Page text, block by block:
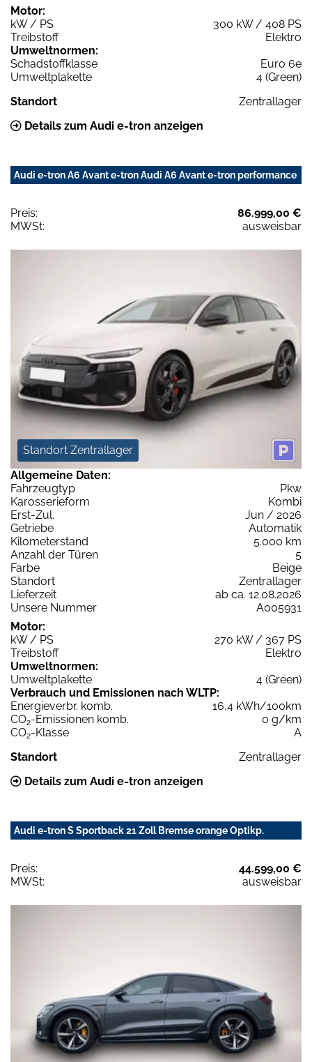
Motor:
kW / PS
300 kW / 408 PS
Treibstoff
Elektro
Umweltnormen:
Schadstoffklasse
Euro 6e
Umweltplakette
4 (Green)
Standort
Zentrallager
Details zum Audi e-tron anzeigen
Audi e-tron A6 Avant e-tron Audi A6 Avant e-tron performance
Preis:
86.999,00 €
MWSt:
ausweisbar
Standort Zentrallager
Allgemeine Daten:
Fahrzeugtyp
Pkw
Karosserieform
Kombi
Erst-Zul.
Jun / 2026
Getriebe
Automatik
Kilometerstand
5.000 km
Anzahl der Türen
5
Farbe
Beige
Standort
Zentrallager
Lieferzeit
ab ca. 12.08.2026
Unsere Nummer
A005931
Motor:
kW / PS
270 kW / 367 PS
Treibstoff
Elektro
Umweltnormen:
Umweltplakette
4 (Green)
Verbrauch und Emissionen nach WLTP:
Energieverbr. komb.
16,4 kWh/100km
CO2-Emissionen komb.
0 g/km
CO2-Klasse
A
Standort
Zentrallager
Details zum Audi e-tron anzeigen
Audi e-tron S Sportback 21 Zoll Bremse orange Optikp.
Preis:
44.599,00 €
MWSt:
ausweisbar